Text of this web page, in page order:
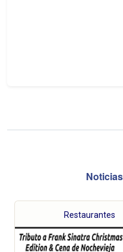
Restaurantes